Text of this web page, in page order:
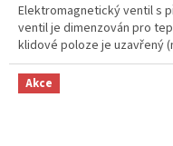
Elektromagnetický ventil s
ventil je dimenzován pro
klidové poloze je uzavřený
Akce